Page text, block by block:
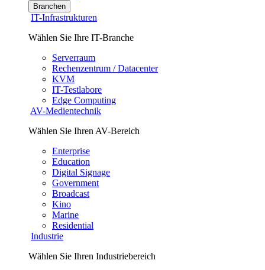
Branchen
IT-Infrastrukturen
Wählen Sie Ihre IT-Branche
Serverraum
Rechenzentrum / Datacenter
KVM
IT-Testlabore
Edge Computing
AV-Medientechnik
Wählen Sie Ihren AV-Bereich
Enterprise
Education
Digital Signage
Government
Broadcast
Kino
Marine
Residential
Industrie
Wählen Sie Ihren Industriebereich